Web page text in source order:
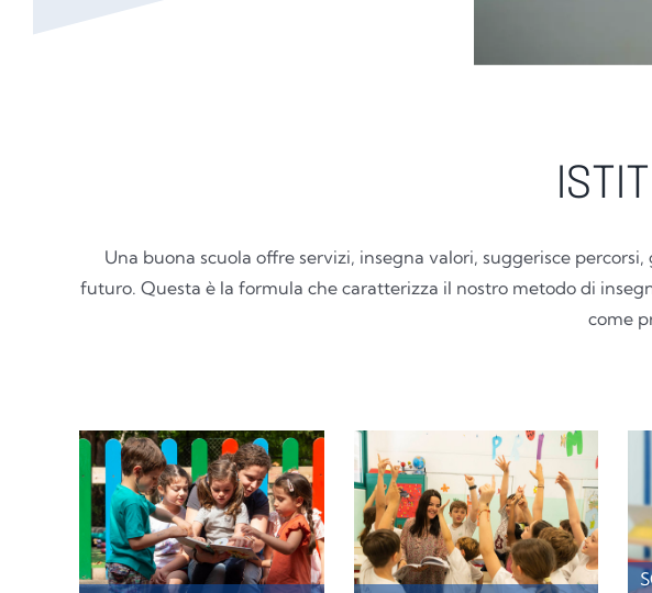
Una buona scuola offre servizi, insegna valori, suggerisce
futuro. Questa è la formula che caratterizza il nostro metodo di
come